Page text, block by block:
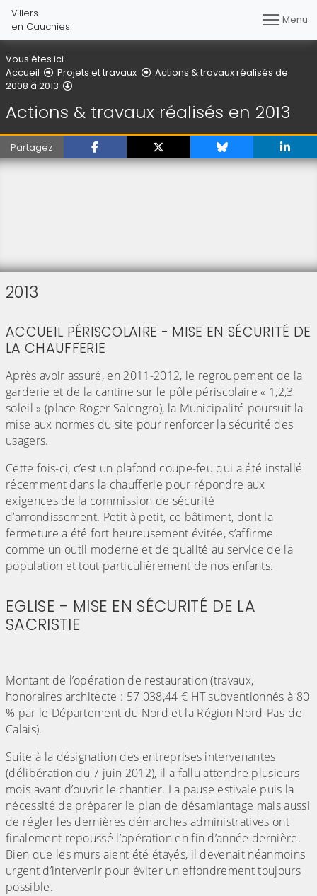
Villers
en Cauchies
Menu
Vous êtes ici :
Accueil
Projets et travaux
Actions & travaux réalisés de
2008 à 2013
Actions & travaux réalisés en 2013
Partagez
2013
ACCUEIL PÉRISCOLAIRE - MISE EN SÉCURITÉ DE
LA CHAUFFERIE
Après avoir assuré, en 2011-2012, le regroupement de la
garderie et de la cantine sur le pôle périscolaire « 1,2,3
soleil » (place Roger Salengro), la Municipalité poursuit la
mise aux normes du site pour renforcer la sécurité des
usagers.
Cette fois-ci, c’est un plafond coupe-feu qui a été installé
récemment dans la chaufferie pour répondre aux
exigences de la commission de sécurité
d’arrondissement. Petit à petit, ce bâtiment, dont la
fermeture a été fort heureusement évitée, s’affirme
comme un outil moderne et de qualité au service de la
population et tout particulièrement de nos enfants.
EGLISE - MISE EN SÉCURITÉ DE LA
SACRISTIE
Montant de l’opération de restauration (travaux,
honoraires architecte : 57 038,44 € HT subventionnés à 80
% par le Département du Nord et la Région Nord-Pas-de-
Calais).
Suite à la désignation des entreprises intervenantes
(délibération du 7 juin 2012), il a fallu attendre plusieurs
mois avant d’ouvrir le chantier. La pause estivale puis la
nécessité de préparer le plan de désamiantage mais aussi
de régler les dernières démarches administratives ont
finalement repoussé l’opération en fin d’année dernière.
Bien que les murs aient été étayés, il devenait néanmoins
urgent d’intervenir pour éviter un effondrement toujours
possible.